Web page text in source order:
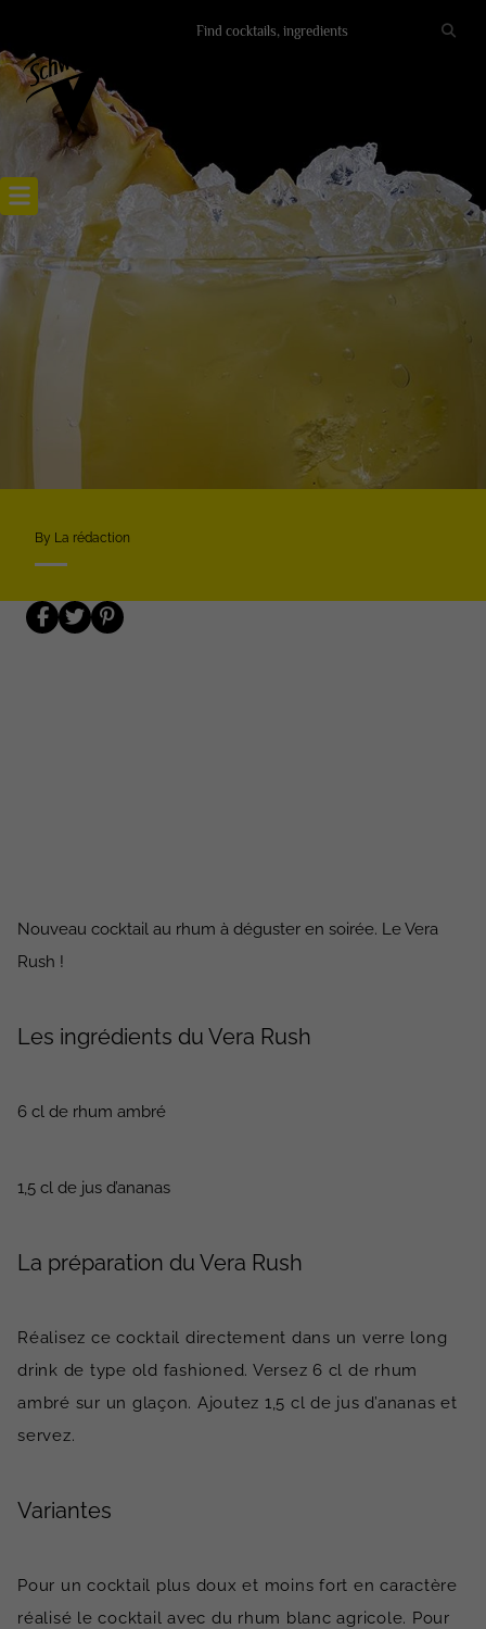
Recettes cocktails
Articles cocktails
LE COCKTAIL VERA RUSH
By La rédaction
Nouveau cocktail au rhum à déguster en soirée. Le Vera
Rush !
Les ingrédients du Vera Rush
6 cl de rhum ambré
1,5 cl de jus d’ananas
La préparation du Vera Rush
Réalisez ce cocktail directement dans un verre long
drink de type old fashioned. Versez 6 cl de rhum
ambré sur un glaçon. Ajoutez 1,5 cl de jus d’ananas et
servez.
Variantes
Pour un cocktail plus doux et moins fort en caractère
réalisé le cocktail avec du rhum blanc agricole. Pour